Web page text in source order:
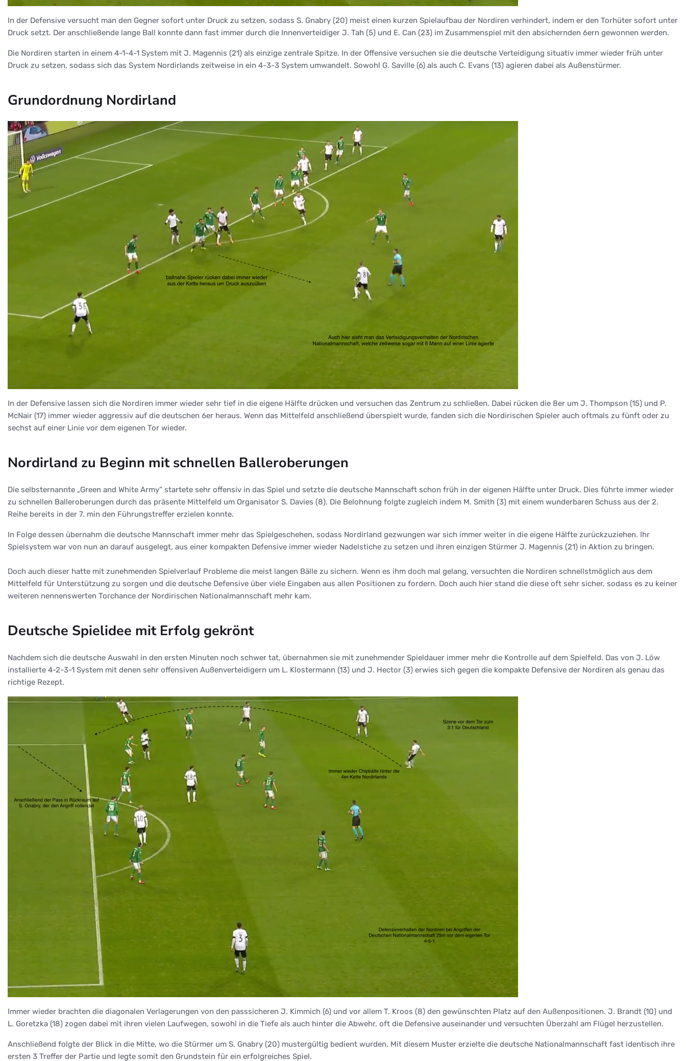
In der Defensive versucht man den Gegner sofort unter Druck zu setzen, sodass S. Gnabry (20) meist einen kurzen Spielaufbau der Nordiren verhindert, indem er den Torhüter sofort unter
Druck setzt. Der anschließende lange Ball konnte dann fast immer durch die Innenverteidiger J. Tah (5) und E. Can (23) im Zusammenspiel mit den absichernden 6ern gewonnen werden.
Die Nordiren starten in einem 4-1-4-1 System mit J. Magennis (21) als einzige zentrale Spitze. In der Offensive versuchen sie die deutsche Verteidigung situativ immer wieder früh unter
Druck zu setzen, sodass sich das System Nordirlands zeitweise in ein 4-3-3 System umwandelt. Sowohl G. Saville (6) als auch C. Evans (13) agieren dabei als Außenstürmer.
Grundordnung Nordirland
In der Defensive lassen sich die Nordiren immer wieder sehr tief in die eigene Hälfte drücken und versuchen das Zentrum zu schließen. Dabei rücken die 8er um J. Thompson (15) und P.
McNair (17) immer wieder aggressiv auf die deutschen 6er heraus. Wenn das Mittelfeld anschließend überspielt wurde, fanden sich die Nordirischen Spieler auch oftmals zu fünft oder zu
sechst auf einer Linie vor dem eigenen Tor wieder.
Nordirland zu Beginn mit schnellen Balleroberungen
Die selbsternannte „Green and White Army“ startete sehr offensiv in das Spiel und setzte die deutsche Mannschaft schon früh in der eigenen Hälfte unter Druck. Dies führte immer wieder
zu schnellen Balleroberungen durch das präsente Mittelfeld um Organisator S. Davies (8). Die Belohnung folgte zugleich indem M. Smith (3) mit einem wunderbaren Schuss aus der 2.
Reihe bereits in der 7. min den Führungstreffer erzielen konnte.
In Folge dessen übernahm die deutsche Mannschaft immer mehr das Spielgeschehen, sodass Nordirland gezwungen war sich immer weiter in die eigene Hälfte zurückzuziehen. Ihr
Spielsystem war von nun an darauf ausgelegt, aus einer kompakten Defensive immer wieder Nadelstiche zu setzen und ihren einzigen Stürmer J. Magennis (21) in Aktion zu bringen.
Doch auch dieser hatte mit zunehmenden Spielverlauf Probleme die meist langen Bälle zu sichern. Wenn es ihm doch mal gelang, versuchten die Nordiren schnellstmöglich aus dem
Mittelfeld für Unterstützung zu sorgen und die deutsche Defensive über viele Eingaben aus allen Positionen zu fordern. Doch auch hier stand die diese oft sehr sicher, sodass es zu keiner
weiteren nennenswerten Torchance der Nordirischen Nationalmannschaft mehr kam.
Deutsche Spielidee mit Erfolg gekrönt
Nachdem sich die deutsche Auswahl in den ersten Minuten noch schwer tat, übernahmen sie mit zunehmender Spieldauer immer mehr die Kontrolle auf dem Spielfeld. Das von J. Löw
installierte 4-2-3-1 System mit denen sehr offensiven Außenverteidigern um L. Klostermann (13) und J. Hector (3) erwies sich gegen die kompakte Defensive der Nordiren als genau das
richtige Rezept.
Immer wieder brachten die diagonalen Verlagerungen von den passsicheren J. Kimmich (6) und vor allem T. Kroos (8) den gewünschten Platz auf den Außenpositionen. J. Brandt (10) und
L. Goretzka (18) zogen dabei mit ihren vielen Laufwegen, sowohl in die Tiefe als auch hinter die Abwehr, oft die Defensive auseinander und versuchten Überzahl am Flügel herzustellen.
Anschließend folgte der Blick in die Mitte, wo die Stürmer um S. Gnabry (20) mustergültig bedient wurden. Mit diesem Muster erzielte die deutsche Nationalmannschaft fast identisch ihre
ersten 3 Treffer der Partie und legte somit den Grundstein für ein erfolgreiches Spiel.